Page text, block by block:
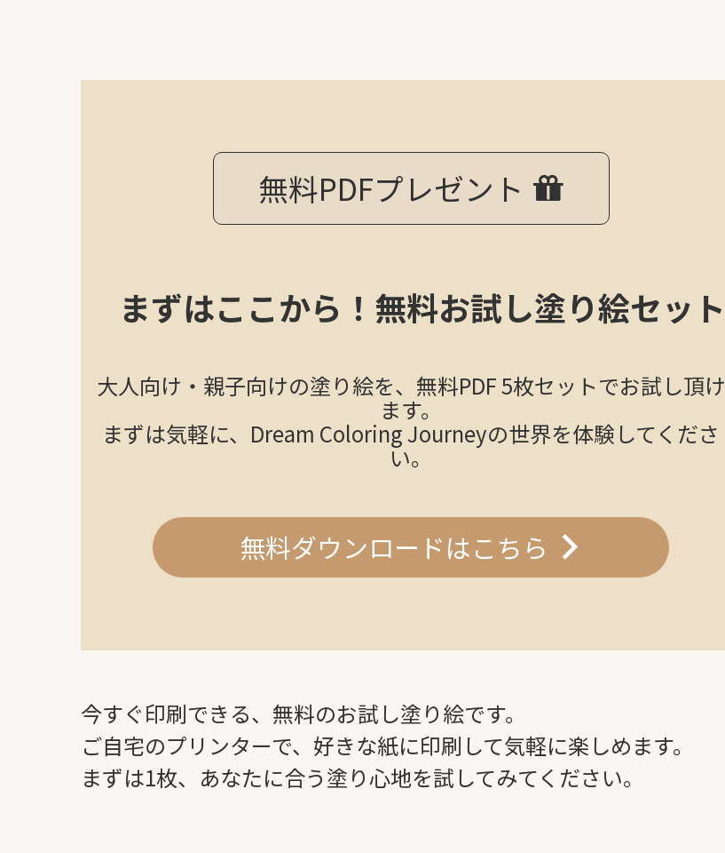
無料PDFプレゼント
まずはここから！無料お試し塗り絵セット
大人向け・親子向けの塗り絵を、無料PDF 5枚セットでお試し頂け
ます。
まずは気軽に、Dream Coloring Journeyの世界を体験してくださ
い。
無料ダウンロードはこちら
今すぐ印刷できる、無料のお試し塗り絵です。
ご自宅のプリンターで、好きな紙に印刷して気軽に楽しめます。
まずは1枚、あなたに合う塗り心地を試してみてください。